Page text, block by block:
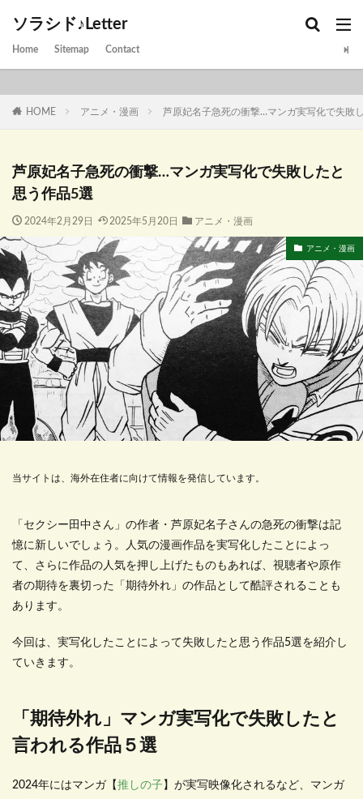
ソラシド♪Letter
Home Sitemap Contact
HOME アニメ・漫画 芦原妃名子急死の衝撃…マンガ実写化で失敗
芦原妃名子急死の衝撃…マンガ実写化で失敗したと
思う作品5選
2024年2月29日 2025年5月20日 アニメ・漫画
アニメ・漫画
当サイトは、海外在住者に向けて情報を発信しています。
「セクシー田中さん」の作者・芦原妃名子さんの急死の衝撃は記
憶に新しいでしょう。人気の漫画作品を実写化したことによっ
て、さらに作品の人気を押し上げたものもあれば、視聴者や原作
者の期待を裏切った「期待外れ」の作品として酷評されることも
あります。
今回は、実写化したことによって失敗したと思う作品5選を紹介し
ていきます。
「期待外れ」マンガ実写化で失敗したと
言われる作品５選
2024年にはマンガ【推しの子】が実写映像化されるなど、マンガ